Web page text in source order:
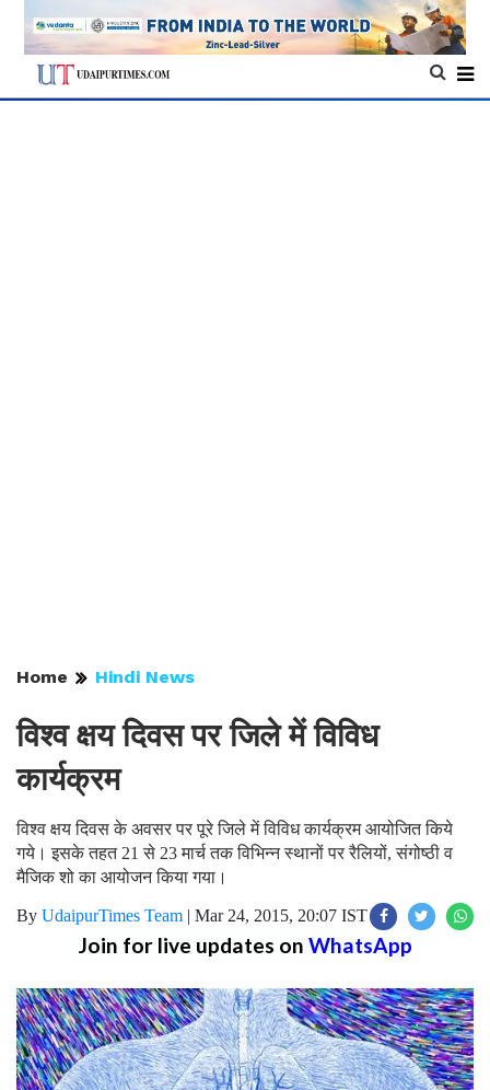
Home Hindi News
विश्व क्षय दिवस पर जिले में विविध
कार्यक्रम
विश्व क्षय दिवस के अवसर पर पूरे जिले में विविध कार्यक्रम आयोजित किये
गये। इसके तहत 21 से 23 मार्च तक विभिन्न स्थानों पर रैलियों, संगोष्ठी व
मैजिक शो का आयोजन किया गया।
By UdaipurTimes Team | Mar 24, 2015, 20:07 IST
Join for live updates on WhatsApp